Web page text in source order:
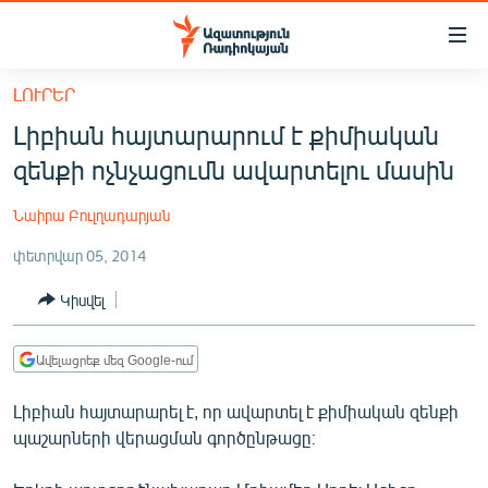
Մատչելիության
հիմնական
բովանդակությանը
Անցնել
հիմնական
մենյուին
ՀԱՅԱՍՏԱՆ
ՔԱՂԱՔԱԿԱՆ
ԸՆՏՐՈՒԹՅՈՒՆՆԵՐ 2026
ԻՐԱՎՈՒՆՔ
ՀԱՍԱՐԱԿՈՒԹՅՈՒՆ
ՏՆՏԵՍՈՒԹՅՈՒՆ
ՊԱՏԵՐԱԶՄԻ 6 ՇԱԲԱԹՆԵՐԸ
ԼՈՒՐԵՐ
Լիբիան հայտարարում է քիմիական
զենքի ոչնչացումն ավարտելու մասին
Նաիրա Բուլղադարյան
փետրվար 05, 2014
Կիսվել
Ավելացրեք մեզ Google-ում
Լիբիան հայտարարել է, որ ավարտել է քիմիական զենքի
պաշարների վերացման գործընթացը։